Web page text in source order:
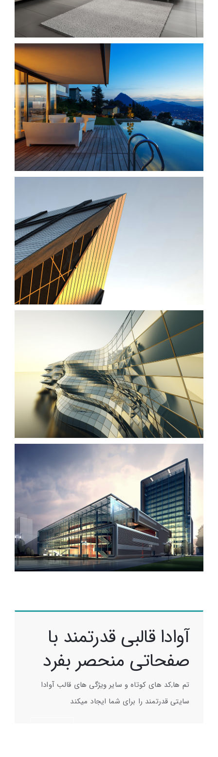
Singapore Skyrise
St Lucia Sunsets
Danish Modernity
West Shinjuku
Manchester Airport
آوادا قالبی قدرتمند با
صفحاتی منحصر بفرد
تم ها,کد های کوتاه و سایر ویژگی های قالب آوادا
سایتی قدرتمند را برای شما ایجاد میکند